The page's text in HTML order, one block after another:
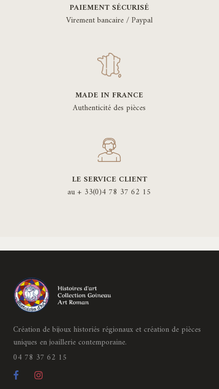
PAIEMENT SÉCURISÉ
Virement bancaire / Paypal
MADE IN FRANCE
Authenticité des pièces
LE SERVICE CLIENT
au + 33(0)4 78 37 62 15
Création de bijoux historiés régionaux et création de pièces
uniques en joaillerie contemporaine.
04 78 37 62 15